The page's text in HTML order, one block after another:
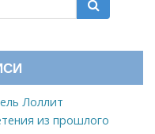
Лоллит
из прошлого